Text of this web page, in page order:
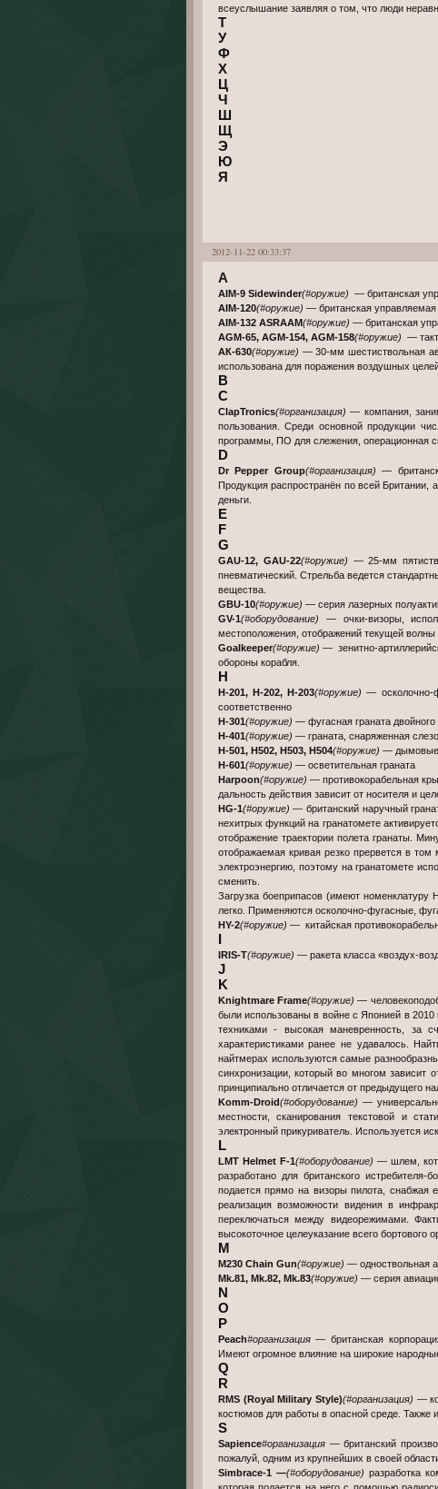
всеуслышание заявляя о том, что люди
Т
У
Ф
Х
Ц
Ч
Ш
Щ
Э
Ю
Я
2012-11-22 00:33:37
A
AIM-9 Sidewinder(#оружие) — британская
AIM-120(#оружие) — британская управляемая
AIM-132 ASRAAM(#оружие) — британская
AGM-65, AGM-154, AGM-158(#оружие) —
АК-630(#оружие) — 30-мм шестиствольная
использована для поражения воздушных
B
C
ClapTronics(#организация) — компания,
пользования. Среди основной продукции
программы, ПО для слежения, операционная
D
Dr Pepper Group(#организация) —
Продукция распространён по всей Британии,
деньги.
E
F
G
GAU-12, GAU-22(#оружие) — 25-мм
пневматический. Стрельба ведется
вещества.
GBU-10(#оружие) — серия лазерных
GV-1(#оборудование) — очки-визоры,
местоположения, отображений текущей
Goalkeeper(#оружие) — зенитно-
обороны корабля.
H
H-201, H-202, H-203(#оружие) — осколочно-
соответственно
H-301(#оружие) — фугасная граната
H-401(#оружие) — граната, снаряженная
H-501, H502, H503, H504(#оружие) — дымовые
H-601(#оружие) — осветительная граната
Harpoon(#оружие) — противокорабельная
дальность действия зависит от носителя и
HG-1(#оружие) — британский наручный
нехитрых функций на гранатомете
отображение траектории полета гранаты.
отображаемая кривая резко прервется в
электроэнергию, поэтому на гранатомете
сменить.
Загрузка боеприпасов (имеют номенклатуру
легко. Применяются осколочно-фугасные,
HY-2(#оружие) — китайская
I
IRIS-T(#оружие) — ракета класса «воздух-
J
K
Knightmare Frame(#оружие) —
были использованы в войне с Японией в
техниками - высокая маневренность, за
характеристиками ранее не удавалось.
найтмерах используются самые
синхронизации, который во многом зависит
принципиально отличается от предыдущего
Komm-Droid(#оборудование) —
местности, сканирования текстовой и
электронный прикуриватель. Используется
L
LMT Helmet F-1(#оборудование) — шлем,
разработано для британского
подается прямо на визоры пилота, снабжая
реализация возможности видения в
переключаться между видеорежимами.
высокоточное целеуказание всего бортового
M
M230 Chain Gun(#оружие) — одноствольная
Mk.81, Mk.82, Mk.83(#оружие) — серия
N
O
P
Peach#организация— британская
Имеют огромное влияние на широкие
Q
R
RMS (Royal Military Style)(#организация) —
костюмов для работы в опасной среде.
S
Sapience#организация— британский
пожалуй, одним из крупнейших в своей
Simbrace-1 —(#оборудование) разработка